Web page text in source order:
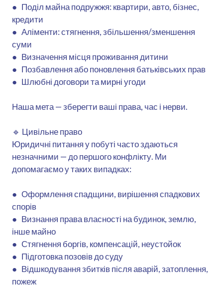
● Поділ майна подружжя: квартири, авто, бізнес,
кредити
● Аліменти: стягнення, збільшення/зменшення
суми
● Визначення місця проживання дитини
● Позбавлення або поновлення батьківських прав
● Шлюбні договори та мирні угоди
Наша мета — зберегти ваші права, час і нерви.
🔹 Цивільне право
Юридичні питання у побуті часто здаються
незначними — до першого конфлікту. Ми
допомагаємо у таких випадках:
● Оформлення спадщини, вирішення спадкових
спорів
● Визнання права власності на будинок, землю,
інше майно
● Стягнення боргів, компенсацій, неустойок
● Підготовка позовів до суду
● Відшкодування збитків після аварій, затоплення,
пожеж